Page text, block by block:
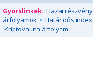
Gyorslinkek: Hazai részvény
árfolyamok • Határidős index
Kriptovaluta árfolyam